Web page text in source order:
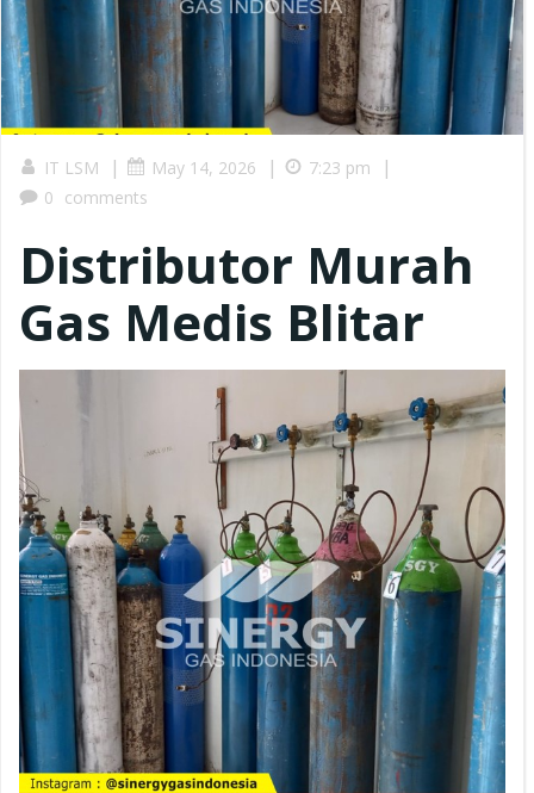
IT LSM | May 14, 2026 | 7:23 pm |
0 comments
Distributor Murah
Gas Medis Blitar